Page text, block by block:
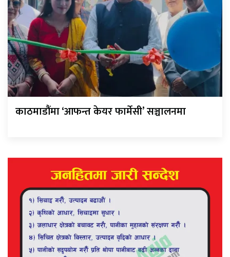
काठमाडौंमा ‘आफन्त केयर फार्मेसी’ सञ्चालनमा